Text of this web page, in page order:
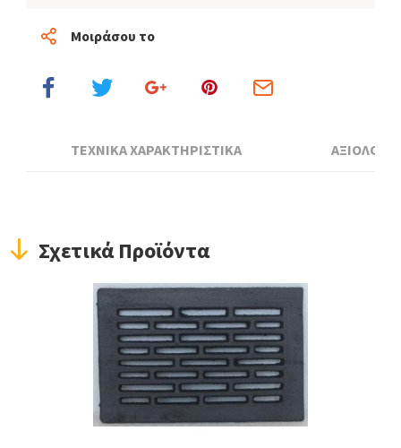
Μοιράσου το
ΤΕΧΝΙΚΑ ΧΑΡΑΚΤΗΡΙΣΤΙΚΑ
Σχετικά Προϊόντα